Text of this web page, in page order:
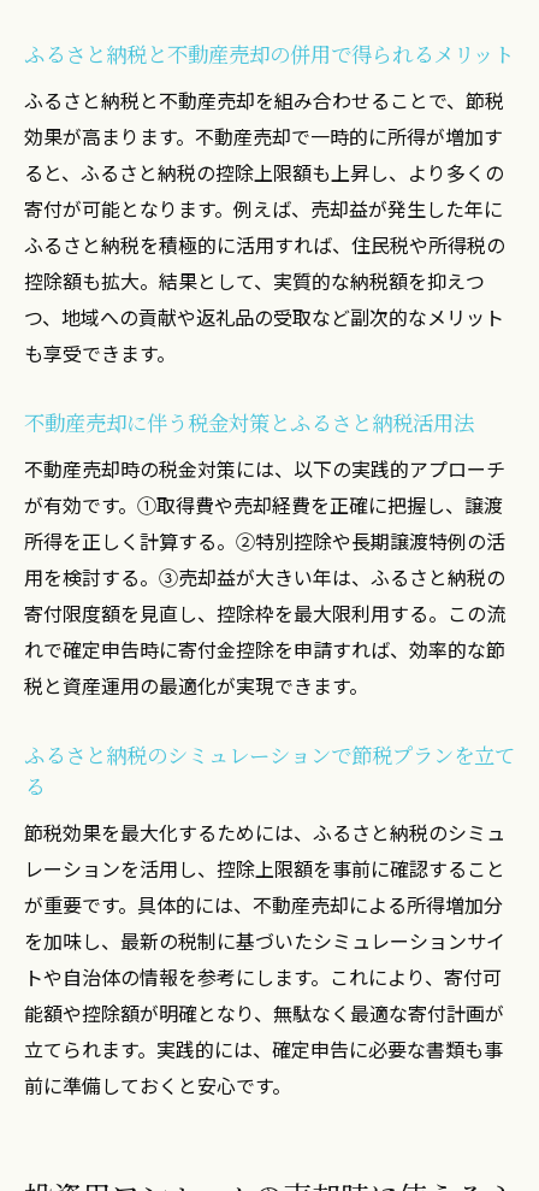
ワンルーム売却時のふるさと納税活用事例
を紹介
不動産売却による所得変動とふるさと納税
の関係性
確定申告とふるさと納税の手続きを整理する方
不動産売却後の確定申告とふるさと納税の
進め方
投資用マンション売却時の確定申告のポイ
ふるさと納税と確定申告の必要書類を整理
する
ワンストップ特例と確定申告の違いを比較
解説
不動産所得がある場合の申告手順と注意事
項
売却損や譲渡益がある場合のふるさと納税の注
意点
関係
を解説
不動産投資で赤字の場合のふるさと納税の
注意点
不動産売却の損益とふるさと納税の控除限
度額への影響
ふるさと納税のシミュレーションでリスク
を把握する
ふるさと納税と不動産売却の併用で得られるメリット
ふるさと納税と不動産売却を組み合わせることで、節税
効果が高まります。不動産売却で一時的に所得が増加す
ると、ふるさと納税の控除上限額も上昇し、より多くの
寄付が可能となります。例えば、売却益が発生した年に
ふるさと納税を積極的に活用すれば、住民税や所得税の
控除額も拡大。結果として、実質的な納税額を抑えつ
つ、地域への貢献や返礼品の受取など副次的なメリット
も享受できます。
不動産売却に伴う税金対策とふるさと納税活用法
不動産売却時の税金対策には、以下の実践的アプローチ
が有効です。①取得費や売却経費を正確に把握し、譲渡
所得を正しく計算する。②特別控除や長期譲渡特例の活
用を検討する。③売却益が大きい年は、ふるさと納税の
寄付限度額を見直し、控除枠を最大限利用する。この流
れで確定申告時に寄付金控除を申請すれば、効率的な節
税と資産運用の最適化が実現できます。
ふるさと納税のシミュレーションで節税プランを立て
る
節税効果を最大化するためには、ふるさと納税のシミュ
レーションを活用し、控除上限額を事前に確認すること
が重要です。具体的には、不動産売却による所得増加分
を加味し、最新の税制に基づいたシミュレーションサイ
トや自治体の情報を参考にします。これにより、寄付可
能額や控除額が明確となり、無駄なく最適な寄付計画が
立てられます。実践的には、確定申告に必要な書類も事
前に準備しておくと安心です。